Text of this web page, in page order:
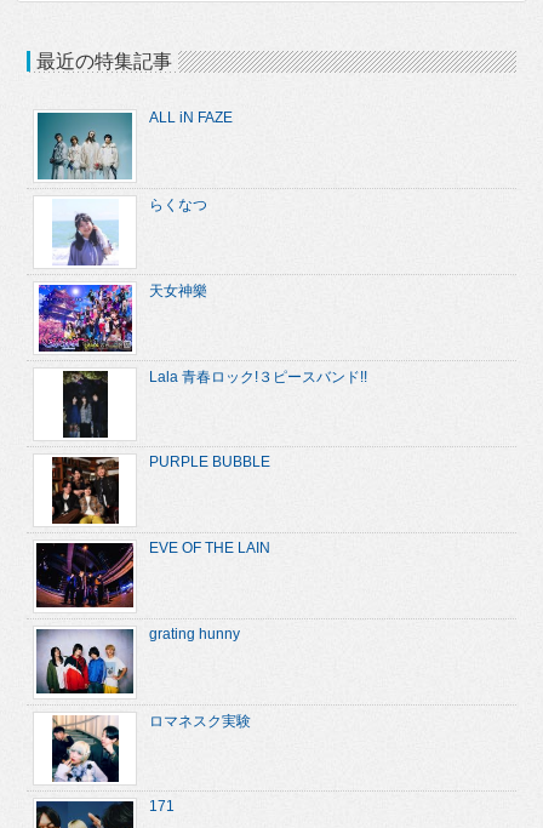
最近の特集記事
ALL iN FAZE
らくなつ
天女神樂
Lala 青春ロック!３ピースバンド!!
PURPLE BUBBLE
EVE OF THE LAIN
grating hunny
ロマネスク実験
171